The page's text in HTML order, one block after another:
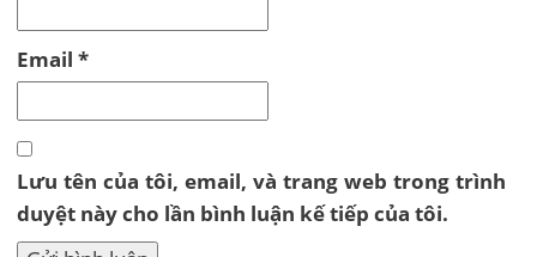
Email*
Lưu tên của tôi, email, và trang web trong trình
duyệt này cho lần bình luận kế tiếp của tôi.